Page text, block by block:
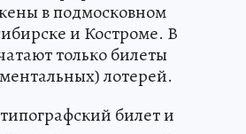
в подмосковном
и Костроме. В
только билеты
лотерей.
билет и